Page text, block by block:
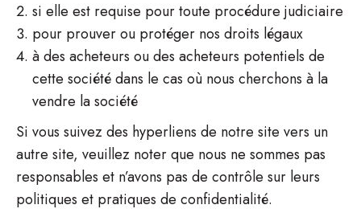
si elle est requise pour toute procédure judiciaire
pour prouver ou protéger nos droits légaux
à des acheteurs ou des acheteurs potentiels de
cette société dans le cas où nous cherchons à la
vendre la société
Si vous suivez des hyperliens de notre site vers un
autre site, veuillez noter que nous ne sommes pas
responsables et n’avons pas de contrôle sur leurs
politiques et pratiques de confidentialité.